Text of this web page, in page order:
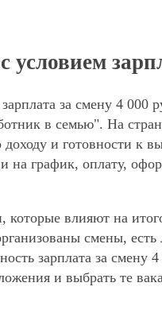
за смену 4 000
в семью". На
и готовности к
на график, оплату,
влияют на
смены,
зарплата за
и выбрать те